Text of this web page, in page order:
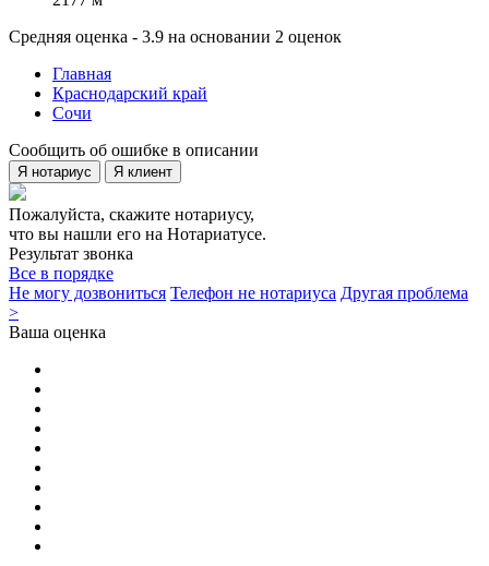
Средняя оценка - 3.9 на основании 2 оценок
Главная
Краснодарский край
Сочи
Сообщить об ошибке в описании
Я нотариус Я клиент
Пожалуйста, скажите нотариусу,
что вы нашли его на Нотариатусе.
Результат звонка
Все в порядке
Не могу дозвониться Телефон не нотариуса Другая проблема
>
Ваша оценка